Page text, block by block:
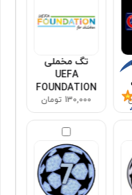
تگ مخملی
UEFA
FOUNDATION
130,000 تومان